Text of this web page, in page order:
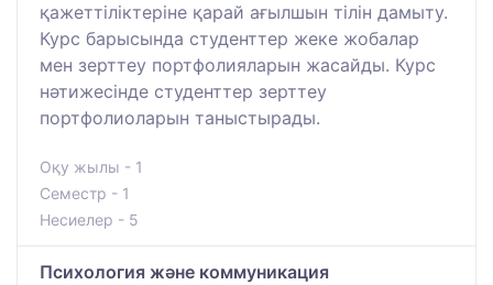
қажеттіліктеріне қарай ағылшын тілін дамыту.
Курс барысында студенттер жеке жобалар
мен зерттеу портфолияларын жасайды. Курс
нәтижесінде студенттер зерттеу
портфолиоларын таныстырады.
Оқу жылы - 1
Семестр - 1
Несиелер - 5
Психология және коммуникация